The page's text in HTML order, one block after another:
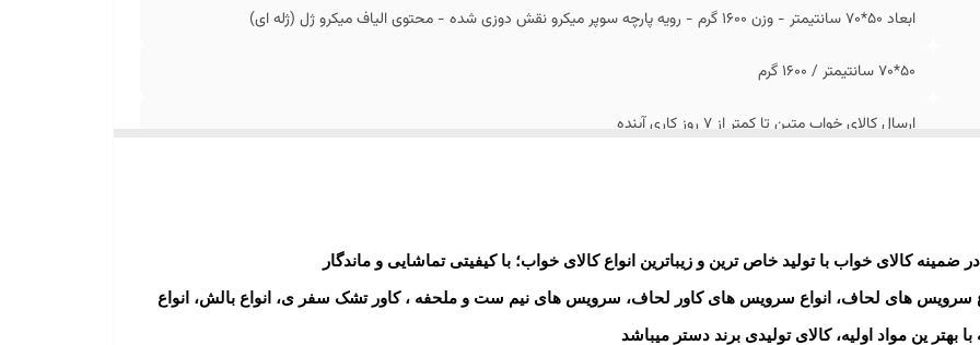
ابعاد 50*70 سانتیمتر - وزن 1600 گرم - رویه پارچه سوپر میکرو نقش دوزی شده - محتوی الیاف میکرو ژل (ژله ای)
50*70 سانتیمتر / 1600 گرم
ارسال کالای خواب متین تا کمتر از 7 روز کاری آینده
کالای خواب با تولید خاص ترین و زیباترین انواع کالای خواب؛ با کیفیتی تماشایی و ماندگار
سرویس های لحاف، انواع سرویس های کاور لحاف، سرویس های نیم ست و ملحفه ، کاور تشک سفر ی، انواع بالش، انواع
بهتر ین مواد اولیه، کالای تولیدی برند دستر میباشد